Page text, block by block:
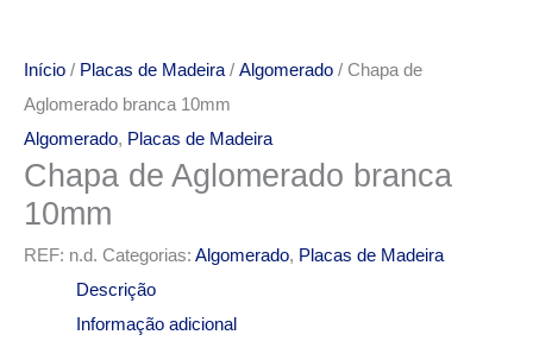
Início / Placas de Madeira / Algomerado / Chapa de
Aglomerado branca 10mm
Algomerado, Placas de Madeira
Chapa de Aglomerado branca
10mm
REF: n.d. Categorias: Algomerado, Placas de Madeira
Descrição
Informação adicional